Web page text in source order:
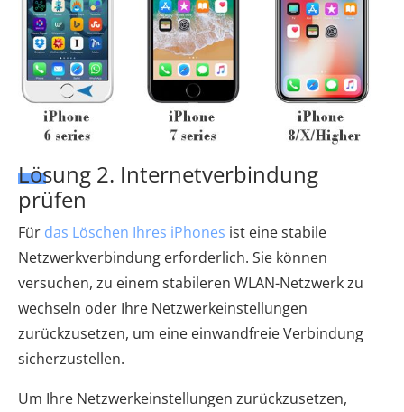
Lösung 2. Internetverbindung
prüfen
Für das Löschen Ihres iPhones ist eine stabile
Netzwerkverbindung erforderlich. Sie können
versuchen, zu einem stabileren WLAN-Netzwerk zu
wechseln oder Ihre Netzwerkeinstellungen
zurückzusetzen, um eine einwandfreie Verbindung
sicherzustellen.
Um Ihre Netzwerkeinstellungen zurückzusetzen,